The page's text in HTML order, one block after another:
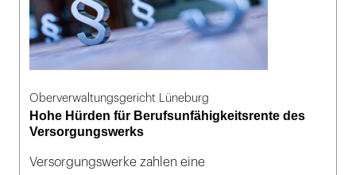
Oberverwaltungsgericht Lüneburg
Hohe Hürden für Berufsunfähigkeitsrente des
Versorgungswerks
Versorgungswerke zahlen eine